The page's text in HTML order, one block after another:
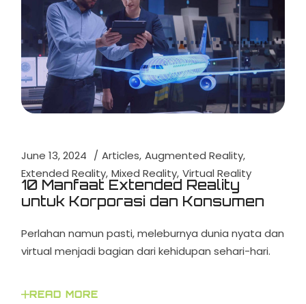
June 13, 2024 Articles Augmented Reality
Extended Reality Mixed Reality Virtual Reality
10 Manfaat Extended Reality
untuk Korporasi dan Konsumen
Perlahan namun pasti, meleburnya dunia nyata dan
virtual menjadi bagian dari kehidupan sehari-hari.
READ MORE